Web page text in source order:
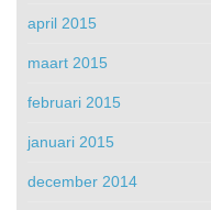
april 2015
maart 2015
februari 2015
januari 2015
december 2014